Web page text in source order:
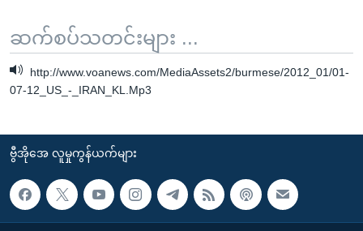
ဆက်စပ်သတင်းများ ...
http://www.voanews.com/MediaAssets2/burmese/2012_01/01-
07-12_US_-_IRAN_KL.Mp3
ဗွီအိုအေ လူမှုကွန်ယက်များ